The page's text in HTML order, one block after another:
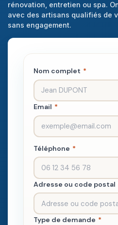
rénovation, entretien ou spa.
avec des artisans qualifiés de
sans engagement.
Nom complet *
Email *
Téléphone *
Adresse ou code postal
Type de demande *